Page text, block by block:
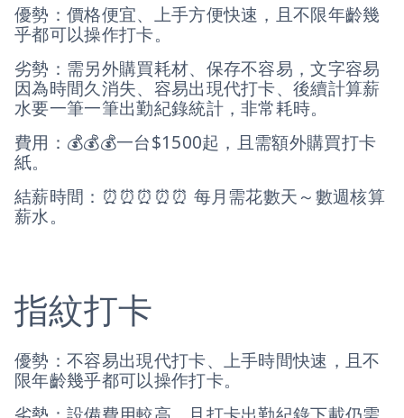
優勢：價格便宜、上手方便快速，且不限年齡幾
乎都可以操作打卡。
劣勢：需另外購買耗材、保存不容易，文字容易
因為時間久消失、容易出現代打卡、後續計算薪
水要一筆一筆出勤紀錄統計，非常耗時。
費用：💰💰💰一台$1500起，且需額外購買打卡
紙。
結薪時間：⏰⏰⏰⏰⏰ 每月需花數天～數週核算
薪水。
指紋打卡
優勢：不容易出現代打卡、上手時間快速，且不
限年齡幾乎都可以操作打卡。